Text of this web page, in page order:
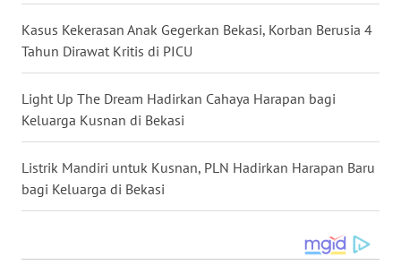
Kasus Kekerasan Anak Gegerkan Bekasi, Korban Berusia 4
Tahun Dirawat Kritis di PICU
Light Up The Dream Hadirkan Cahaya Harapan bagi
Keluarga Kusnan di Bekasi
Listrik Mandiri untuk Kusnan, PLN Hadirkan Harapan Baru
bagi Keluarga di Bekasi
WN
DANAU
TOBA
WN
NIAS
WN
LANGKAT
WN